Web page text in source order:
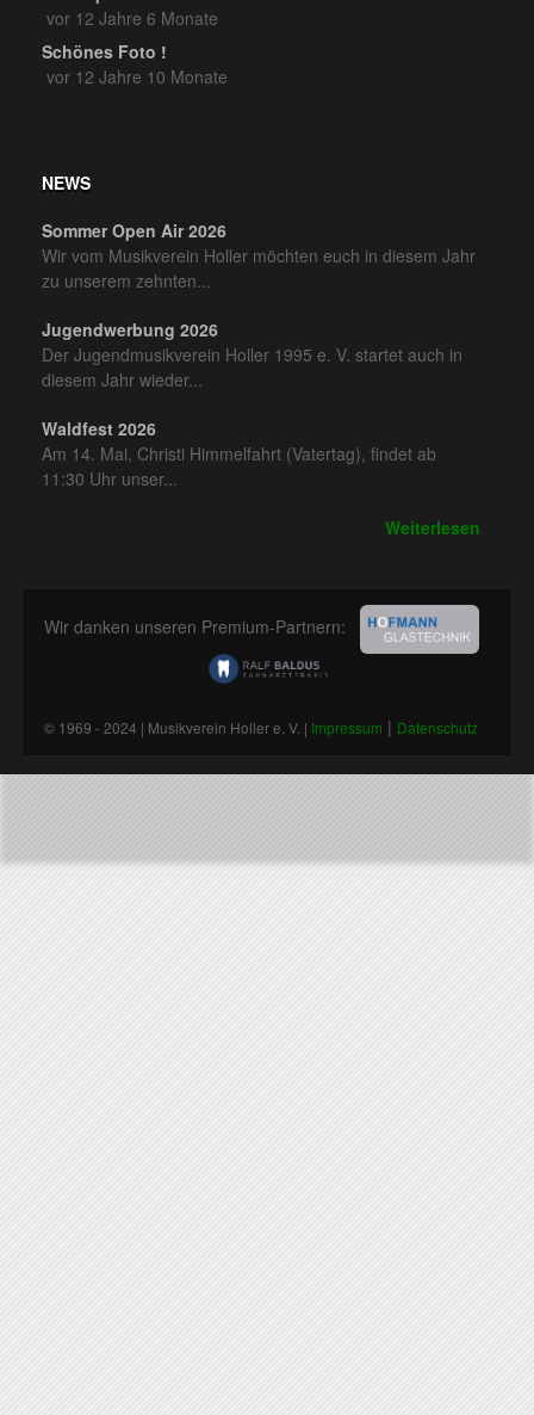
vor 12 Jahre 6 Monate
Schönes Foto !
vor 12 Jahre 10 Monate
NEWS
Sommer Open Air 2026
Wir vom Musikverein Holler möchten euch in diesem Jahr
zu unserem zehnten...
Jugendwerbung 2026
Der Jugendmusikverein Holler 1995 e. V. startet auch in
diesem Jahr wieder...
Waldfest 2026
Am 14. Mai, Christi Himmelfahrt (Vatertag), findet ab
11:30 Uhr unser...
Weiterlesen
Wir danken unseren Premium-Partnern:
© 1969 - 2024 | Musikverein Holler e. V. | Impressum | Datenschutz